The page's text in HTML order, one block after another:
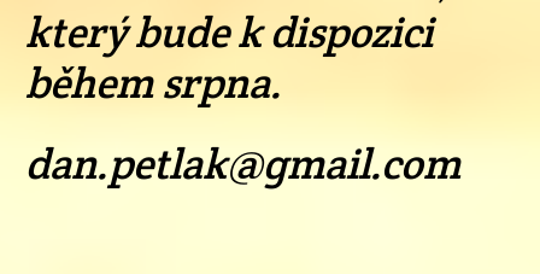
který bude k dispozici
během srpna.
dan.petlak@gmail.com